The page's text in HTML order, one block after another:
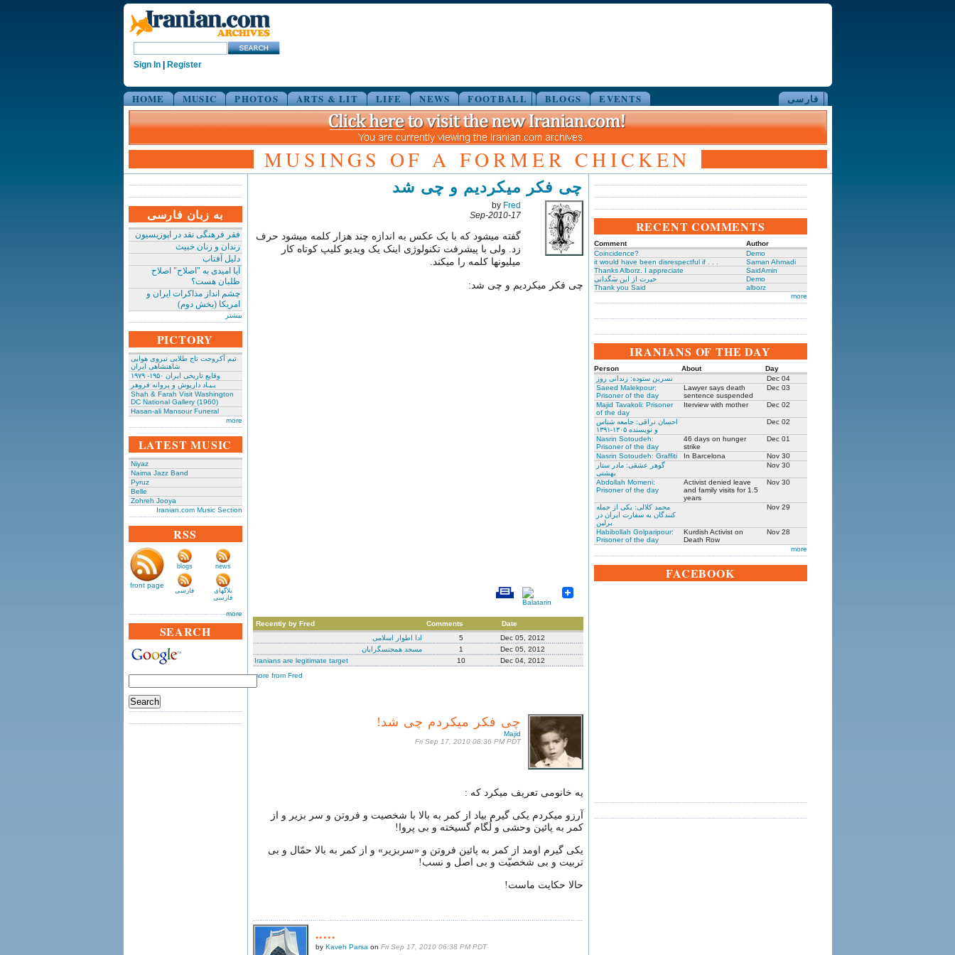
Sign In| Register
HOME MUSIC PHOTOS ARTS & LIT LIFE NEWS FOOTBALL BLOGS EVENTS فارسی
MUSINGS OF A FORMER CHICKEN
به زبان فارسی
فقر فرهنگی نقد در اپوزیسیون
زندان و زنان خبیث
دلیل آفتاب
آیا امیدی به "اصلاح" اصلاح
طلبان هست؟
چشم انداز مذاکرات ایران و
امریکا (بخش دوم)
بیشتر
PICTORY
تیم آکروجت تاج طلایی نیروی هوایی
شاهنشاهی ایران
وقایع تاریخی‌ ایران ۱۹۵۰- ۱۹۷۹
بـیـاد داریوش و پروانه فروهر
Shah & Farah Visit Washington
DC National Gallery (1960)
Hasan-ali Mansour Funeral
more
LATEST MUSIC
Niyaz
Naima Jazz Band
Pyruz
Belle
Zohreh Jooya
Iranian.com Music Section
RSS
front page
blogs news
فارسی
بلاگهای
فارسی
more
SEARCH
چی فکر میکردیم و چی شد
by Fred
17-Sep-2010
گفته میشود که با یک عکس به اندازه چند هزار کلمه میشود حرف
زد. ولی با پیشرفت تکنولوژی اینک یک ویدیو کلیپ کوتاه کار
میلیونها کلمه را میکند.
چی فکر میکردیم و چی شد:
Recently by Fred Comments
Date
ادا اطوار اسلامی
5
Dec 05, 2012
مسجد همجنسگرایان
1
Dec 05, 2012
Iranians are legitimate target
10
Dec 04, 2012
more from Fred
چی فکر میکردم چی شد!
Majid
Fri Sep 17, 2010 08:36 PM PDT
یه خانومی تعریف میکرد که :
آرزو میکردم یکی گیرم بیاد از کمر به بالا با شخصیت و فروتن و سر بزیر و از
کمر به پائین وحشی و لُگام گسیخته و بی پروا!
یکی گیرم اومد از کمر به پائین فروتن و «سربزیر» و از کمر به بالا حمّال و بی
تربیت و بی شخصیّت و بی اصل و نسب!
حالا حکایت ماست!
.....
by Kaveh Parsa on Fri Sep 17, 2010 06:38 PM PDT
RECENT COMMENTS
Comment
Author
Coincidence?
Demo
it would have been disrespectful if . . .
Saman Ahmadi
Thanks Alborz. I appreciate
SaidAmin
حیرت از این سَگدانی
Demo
Thank you Said
alborz
more
IRANIANS OF THE DAY
Person About
Day
نسرین ستوده: زندانی روز
Dec 04
Saeed Malekpour:
Prisoner of the day
Lawyer says death
sentence suspended
Dec 03
Majid Tavakoli: Prisoner
of the day
Iterview with mother Dec 02
احسان نراقی: جامعه شناس
و نویسنده ۱۳۰۵-۱۳۹۱
Dec 02
Nasrin Sotoudeh:
Prisoner of the day
46 days on hunger
strike
Dec 01
Nasrin Sotoudeh: Graffiti In Barcelona
Nov 30
گوهر عشقی: مادر ستار
بهشتی
Nov 30
Abdollah Momeni:
Prisoner of the day
Activist denied leave
and family visits for 1.5
years
Nov 30
محمد کلالی: یکی از حمله
کنندگان به سفارت ایران در
برلین
Nov 29
Habibollah Golparipour:
Prisoner of the day
Kurdish Activist on
Death Row
Nov 28
more
FACEBOOK